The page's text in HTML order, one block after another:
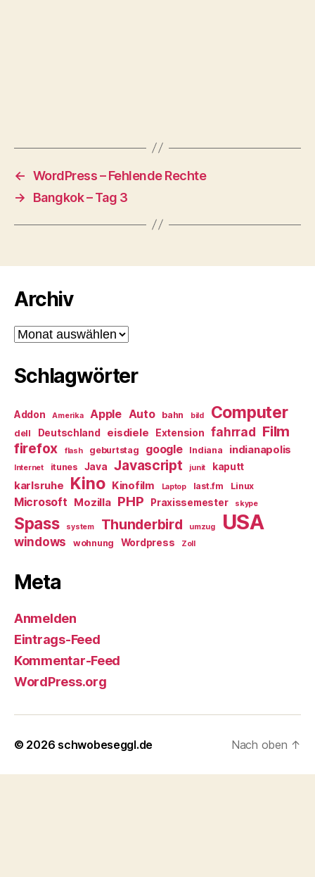
← WordPress – Fehlende Rechte
→
Bangkok – Tag 3
Archiv
Archiv
Schlagwörter
Addon Amerika Apple Auto bahn bild Computer
dell Deutschland eisdiele Extension fahrrad Film
firefox flash geburtstag google Indiana indianapolis
Internet itunes Java Javascript junit kaputt
karlsruhe Kino Kinofilm Laptop last.fm Linux
Microsoft Mozilla PHP Praxissemester skype
Spass system Thunderbird umzug USA
windows wohnung Wordpress Zoll
Meta
Anmelden
Eintrags-Feed
Kommentar-Feed
WordPress.org
© 2026 schwobeseggl.de Nach oben ↑